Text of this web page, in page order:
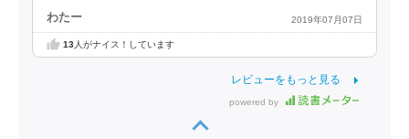
わたー 2019年07月07日
13人がナイス！しています
レビューをもっと見る
powered by